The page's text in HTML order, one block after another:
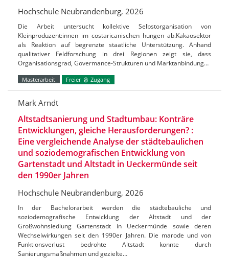
Hochschule Neubrandenburg, 2026
Die Arbeit untersucht kollektive Selbstorganisation von
Kleinproduzent:innen im costaricanischen hungen ab.Kakaosektor
als Reaktion auf begrenzte staatliche Unterstützung. Anhand
qualitativer Feldforschung in drei Regionen zeigt sie, dass
Organisationsgrad, Govermance-Strukturen und Marktanbindung…
Masterarbeit Freier Zugang
Mark Arndt
Altstadtsanierung und Stadtumbau: Konträre
Entwicklungen, gleiche Herausforderungen? :
Eine vergleichende Analyse der städtebaulichen
und soziodemografischen Entwicklung von
Gartenstadt und Altstadt in Ueckermünde seit
den 1990er Jahren
Hochschule Neubrandenburg, 2026
In der Bachelorarbeit werden die städtebauliche und
soziodemografische Entwicklung der Altstadt und der
Großwohnsiedlung Gartenstadt in Ueckermünde sowie deren
Wechselwirkungen seit den 1990er Jahren. Die marode und von
Funktionsverlust bedrohte Altstadt konnte durch
Sanierungsmaßnahmen und gezielte…